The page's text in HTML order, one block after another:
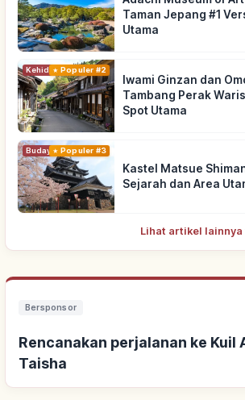
Taman Jepang #1
Utama
KehidupanPopuler #2
Iwami Ginzan dan
Tambang Perak
Spot Utama
Budaya Tradisional
Populer #3
Kastel Matsue
Sejarah dan Area
Lihat artikel
Bersponsor
Rencanakan perjalanan ke Kuil
Taisha